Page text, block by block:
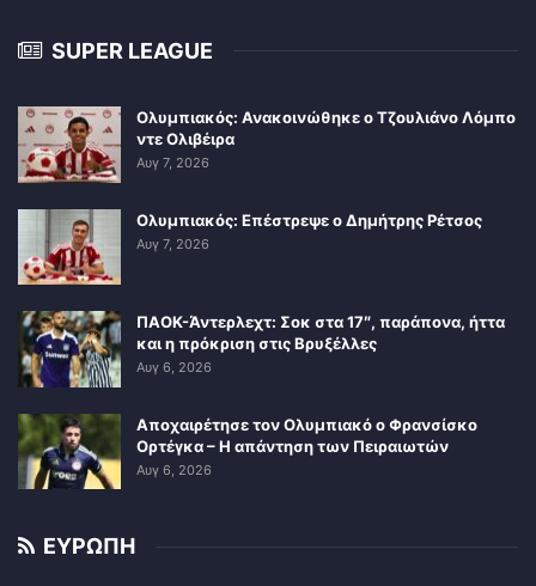
SUPER LEAGUE
Ολυμπιακός: Ανακοινώθηκε ο Τζουλιάνο Λόμπο
ντε Ολιβέιρα
Αυγ 7, 2026
Ολυμπιακός: Επέστρεψε ο Δημήτρης Ρέτσος
Αυγ 7, 2026
ΠΑΟΚ-Άντερλεχτ: Σοκ στα 17″, παράπονα, ήττα
και η πρόκριση στις Βρυξέλλες
Αυγ 6, 2026
Αποχαιρέτησε τον Ολυμπιακό ο Φρανσίσκο
Ορτέγκα – Η απάντηση των Πειραιωτών
Αυγ 6, 2026
ΕΥΡΩΠΗ